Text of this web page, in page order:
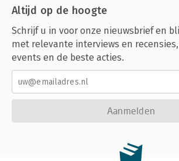
Altijd op de hoogte
Schrijf u in voor onze nieuwsbrief en
met relevante interviews en
events en de beste acties.
Aanmelden